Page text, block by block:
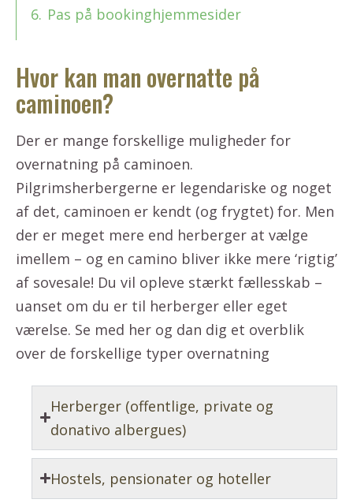
6. Pas på bookinghjemmesider
Hvor kan man overnatte på
caminoen?
Der er mange forskellige muligheder for
overnatning på caminoen.
Pilgrimsherbergerne er legendariske og noget
af det, caminoen er kendt (og frygtet) for. Men
der er meget mere end herberger at vælge
imellem – og en camino bliver ikke mere ‘rigtig’
af sovesale! Du vil opleve stærkt fællesskab –
uanset om du er til herberger eller eget
værelse. Se med her og dan dig et overblik
over de forskellige typer overnatning
Herberger (offentlige, private og
donativo albergues)
Hostels, pensionater og hoteller